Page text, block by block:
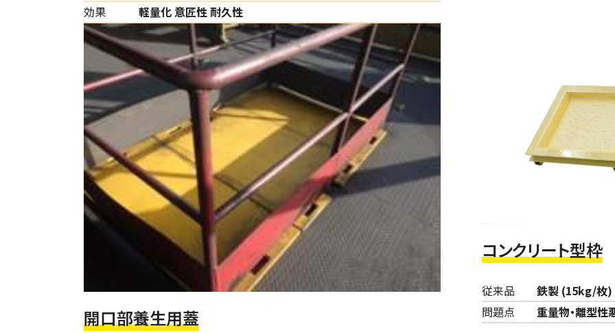
効果
軽量化 意匠性 耐久性
開口部養生用蓋
コンクリート型枠
従来品
鉄製 (15kg/枚)
問題点
重量物・離型性